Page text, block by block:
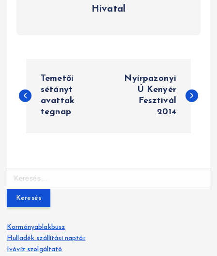
Hivatal
e
y
z
é
s
n
Temetői
sétányt
avattak
tegnap
Nyírpazonyi
Ú Kenyér
Fesztivál
2014
e
é
s
:
Kormányablakbusz
Hulladék szállítási naptár
Ivóvíz szolgáltató